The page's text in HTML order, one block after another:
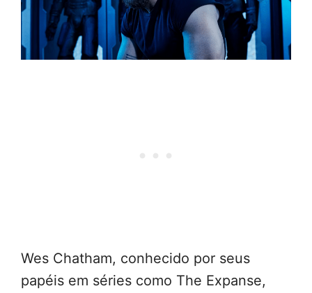
Wes Chatham, conhecido por seus
papéis em séries como The Expanse,